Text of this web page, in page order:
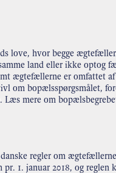
love, hvor begge
land eller ikke optog
ægtefællerne er omfattet
bopælsspørgsmålet,
Læs mere om
regler om
1. januar 2018, og reglen